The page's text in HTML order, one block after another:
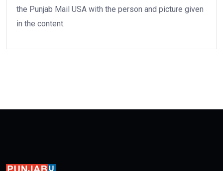
the Punjab Mail USA with the person and picture given
in the content.